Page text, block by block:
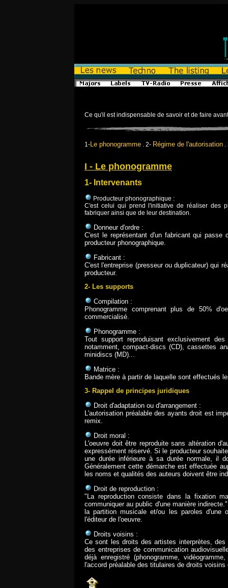
Ce qu'il est indispensable de savoir et de faire
1-Le phonogramme . 2- Régime de l'autorisation .
I - Le phonogramme
1- Intervenants
Producteur phonographique :
C'est celui qui prend l'initiative de réaliser des
fabriquer ainsi que de leur destination.
Donneur d'ordre :
C'est le représentant d'un fabricant qui
producteur phonographique.
Fabricant :
C'est l'entreprise (presseur ou duplicateur) qui
producteur.
2- Les supports
Compilation :
Phonogramme comprenant plus de 50%
commercialisé.
Phonogramme :
Tout support reproduisant exclusivement
notamment, compact-discs (CD), cassettes
minidiscs (MD)...
Matrice :
Bande mère à partir de laquelle sont effectués
3- Rappel de principes juridiques
Droit d'adaptation ou d'arrangement :
L'autorisation préalable des ayants droit est
remix.
Droit moral :
L'oeuvre doit être reproduite sans altération
expressément réservé. Si le producteur
une durée inférieure à sa durée normale, il
Généralement cette démarche est effectuée
les noms et qualités des auteurs doivent être
Droit de reproduction :
"La reproduction consiste dans la fixation
communiquer au public d'une manière
la partition musicale et/ou les paroles d'une
l'éditeur de l'oeuvre.
Droits voisins :
Ce sont les droits des artistes interprètes,
des entreprises de communication
déjà enregistré (phonogramme,
l'accord préalable des titulaires de droits voisins